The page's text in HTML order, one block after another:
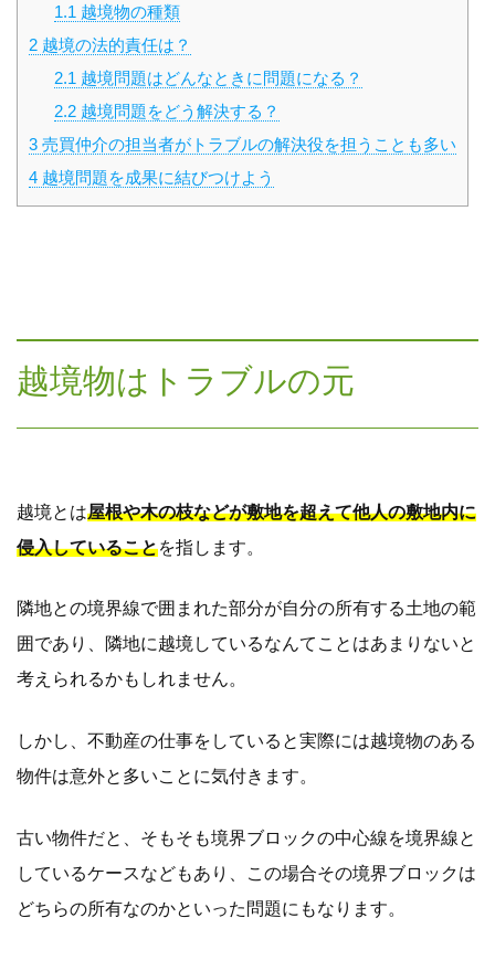
1.1 越境物の種類
2 越境の法的責任は？
2.1 越境問題はどんなときに問題になる？
2.2越境問題をどう解決する？
3 売買仲介の担当者がトラブルの解決役を担うことも多い
4 越境問題を成果に結びつけよう
越境物はトラブルの元
越境とは屋根や木の枝などが敷地を超えて他人の敷地内に
侵入していることを指します。
隣地との境界線で囲まれた部分が自分の所有する土地の範
囲であり、隣地に越境しているなんてことはあまりないと
考えられるかもしれません。
しかし、不動産の仕事をしていると実際には越境物のある
物件は意外と多いことに気付きます。
古い物件だと、そもそも境界ブロックの中心線を境界線と
しているケースなどもあり、この場合その境界ブロックは
どちらの所有なのかといった問題にもなります。